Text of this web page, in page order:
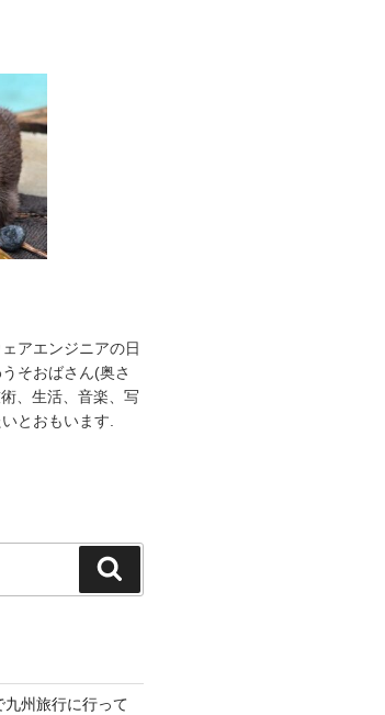
アエンジニアの日
そおばさん(奥さ
、生活、音楽、写
とおもいます.
索
州旅行に行って